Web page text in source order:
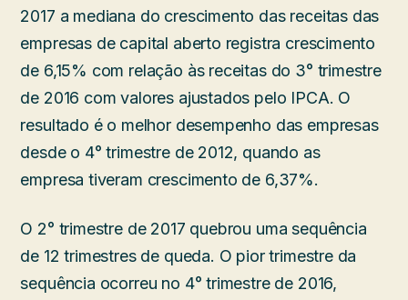
2017 a mediana do crescimento das receitas das
empresas de capital aberto registra crescimento
de 6,15% com relação às receitas do 3° trimestre
de 2016 com valores ajustados pelo IPCA. O
resultado é o melhor desempenho das empresas
desde o 4° trimestre de 2012, quando as
empresa tiveram crescimento de 6,37%.
O 2° trimestre de 2017 quebrou uma sequência
de 12 trimestres de queda. O pior trimestre da
sequência ocorreu no 4° trimestre de 2016,